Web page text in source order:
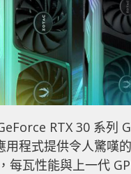
RTX 30 系列
程式提供令人驚嘆
瓦性能與上一代